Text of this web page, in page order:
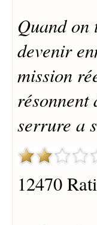
Quand on
devenir
mission
résonnent
serrure a
12470